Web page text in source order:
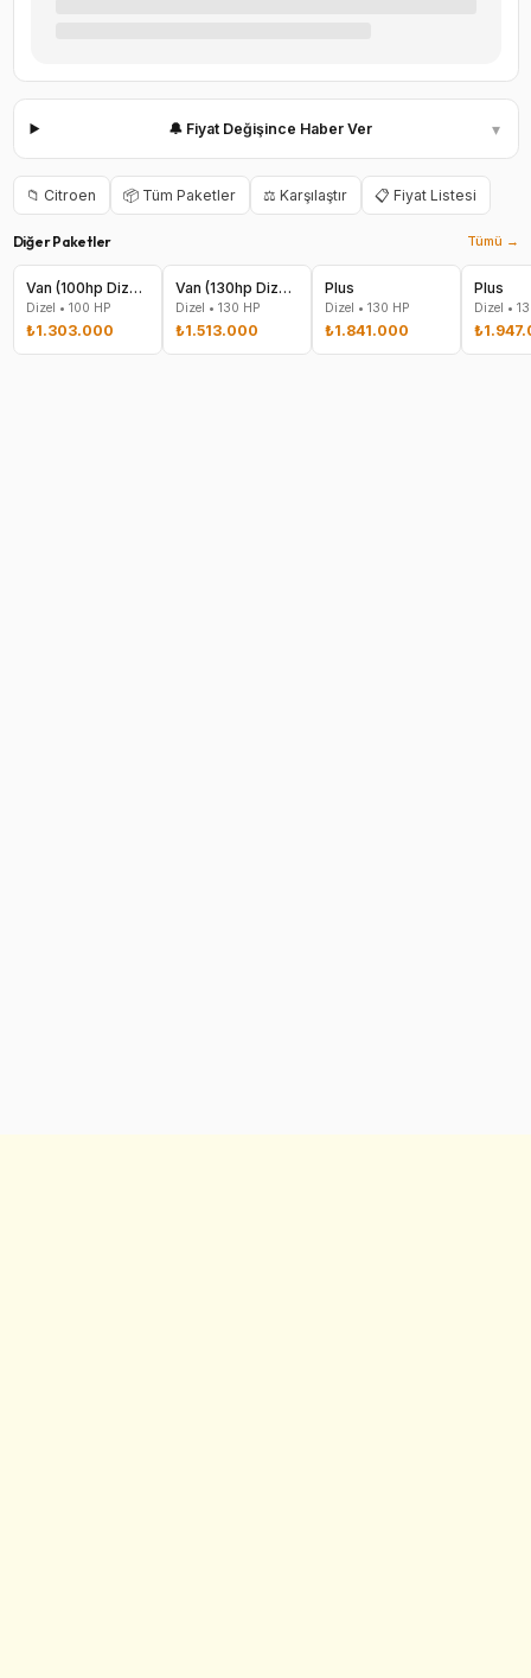
🔔 Fiyat Değişince Haber Ver ▾
📁 Citroen 📦 Tüm Paketler ⚖️ Karşılaştır 📋 Fiyat Listesi
Diğer Paketler Tümü →
Van (100hp Dizel Manuel 1500)
Dizel • 100 HP
₺1.303.000
Van (130hp Dizel AT 1500)
Dizel • 130 HP
₺1.513.000
Plus
Dizel • 130 HP
₺1.841.000
Plus
Dizel •